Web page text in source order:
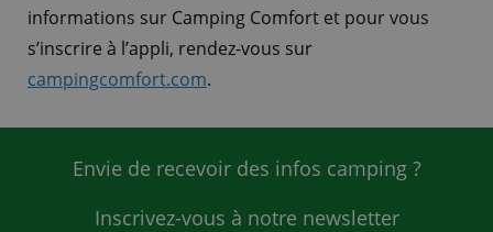
informations sur Camping Comfort et pour vous
s’inscrire à l’appli, rendez-vous sur
campingcomfort.com.
Envie de recevoir des infos camping ?
Inscrivez-vous à notre newsletter